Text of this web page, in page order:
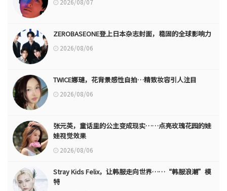
2026/08/07
ZEROBASEONE登上日本杂志封面，稳固的全球影响力
2026/08/06
TWICE娜璉，花背景感性自拍…精致妆容引人注目
2026/08/06
张元英，童话里的公主变成现实……点亮玫瑰花园的娃
娃视觉效果
2026/08/06
Stray Kids Felix，让韩服走向世界……“韩服浪潮”模
特